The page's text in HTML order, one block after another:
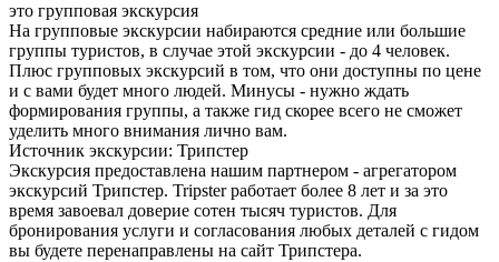
это групповая экскурсия
На групповые экскурсии набираются средние или большие
группы туристов, в случае этой экскурсии - до 4 человек.
Плюс групповых экскурсий в том, что они доступны по цене
и с вами будет много людей. Минусы - нужно ждать
формирования группы, а также гид скорее всего не сможет
уделить много внимания лично вам.
Источник экскурсии: Трипстер
Экскурсия предоставлена нашим партнером - агрегатором
экскурсий Трипстер. Tripster работает более 8 лет и за это
время завоевал доверие сотен тысяч туристов. Для
бронирования услуги и согласования любых деталей с гидом
вы будете перенаправлены на сайт Трипстера.